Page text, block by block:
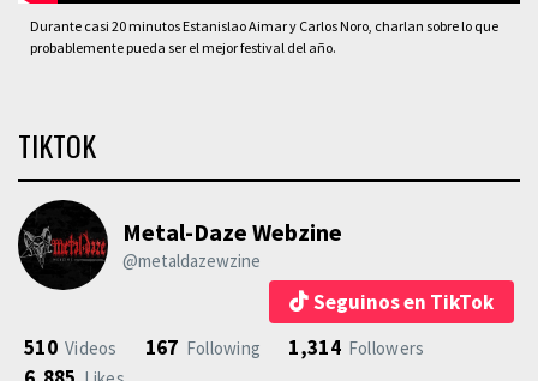
Durante casi 20 minutos Estanislao Aimar y Carlos Noro, charlan sobre lo que
probablemente pueda ser el mejor festival del año.
TIKTOK
Metal-Daze Webzine
@metaldazewzine
Seguinos en TikTok
510 Videos 167 Following 1,314 Followers